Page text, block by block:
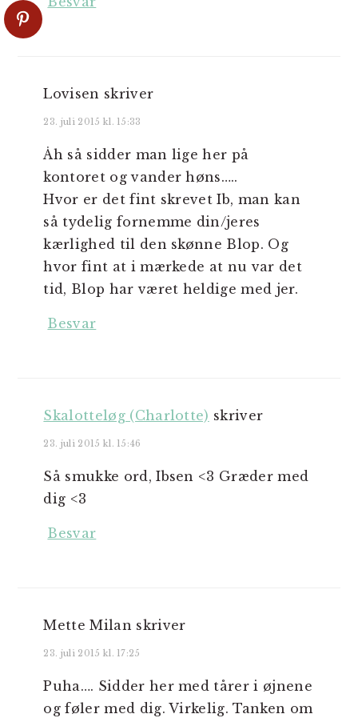
Lovisen skriver
23. juli 2015 kl. 15:33
Åh så sidder man lige her på
kontoret og vander høns…..
Hvor er det fint skrevet Ib, man kan
så tydelig fornemme din/jeres
kærlighed til den skønne Blop. Og
hvor fint at i mærkede at nu var det
tid, Blop har været heldige med jer.
Besvar
Skalotteløg (Charlotte) skriver
23. juli 2015 kl. 15:46
Så smukke ord, Ibsen <3 Græder med
dig <3
Besvar
Mette Milan skriver
23. juli 2015 kl. 17:25
Puha…. Sidder her med tårer i øjnene
og føler med dig. Virkelig. Tanken om